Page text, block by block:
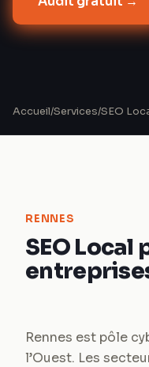
Accueil/Services/SEO
RENNES
SEO Local
Rennes est pôle
l’Ouest. Les